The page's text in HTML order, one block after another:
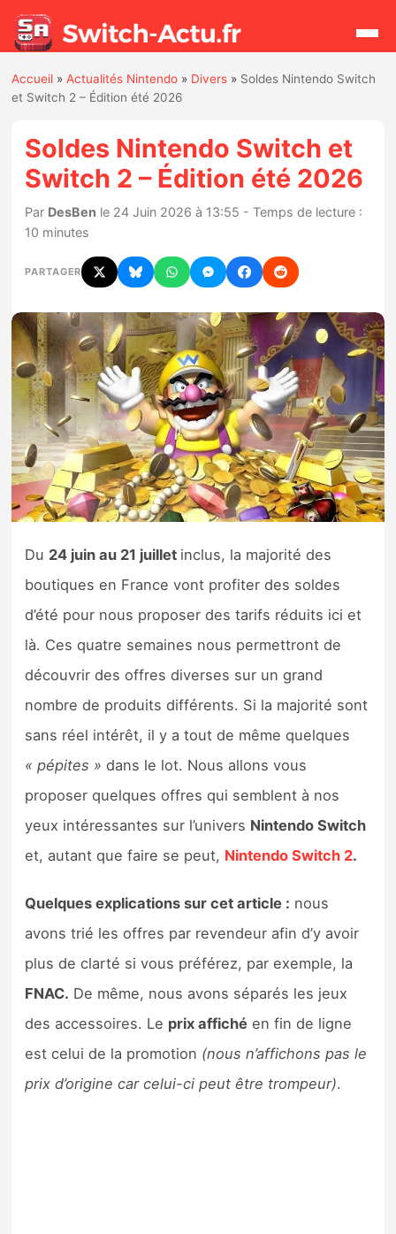
Actualités
Jeux
Hardware
Chiffres de ventes
Rumeurs
Nintendo Direct
Tests et previews
Tests de jeux
Tests d’accessoires
Autres tests
Précommandes
Précommandes jeux Switch 2
Sorties de jeux
Bons plans
Guides
Accueil »Actualités Nintendo » Divers » Soldes Nintendo Switch
et Switch 2 – Édition été 2026
Soldes Nintendo Switch et
Switch 2 – Édition été 2026
Par DesBen le 24 Juin 2026 à 13:55 - Temps de lecture :
10 minutes
PARTAGER
Du 24 juin au 21 juillet inclus, la majorité des
boutiques en France vont profiter des soldes
d’été pour nous proposer des tarifs réduits ici et
là. Ces quatre semaines nous permettront de
découvrir des offres diverses sur un grand
nombre de produits différents. Si la majorité sont
sans réel intérêt, il y a tout de même quelques
« pépites » dans le lot. Nous allons vous
proposer quelques offres qui semblent à nos
yeux intéressantes sur l’univers Nintendo Switch
et, autant que faire se peut, Nintendo Switch 2.
Quelques explications sur cet article : nous
avons trié les offres par revendeur afin d’y avoir
plus de clarté si vous préférez, par exemple, la
FNAC. De même, nous avons séparés les jeux
des accessoires. Le prix affiché en fin de ligne
est celui de la promotion (nous n’affichons pas le
prix d’origine car celui-ci peut être trompeur).